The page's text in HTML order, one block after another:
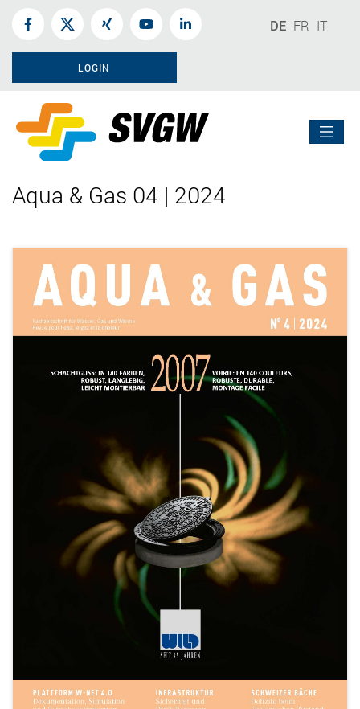
DE FR IT
LOGIN
Aqua & Gas 04 | 2024